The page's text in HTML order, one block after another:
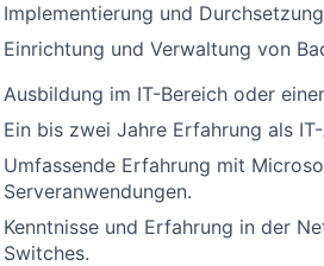
Implementierung und
Einrichtung und Verwaltung von
Ausbildung im IT-Bereich oder
Ein bis zwei Jahre Erfahrung als
Umfassende Erfahrung mit
Serveranwendungen.
Kenntnisse und Erfahrung in der
Switches.